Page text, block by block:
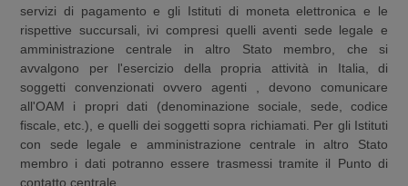
servizi di pagamento e gli Istituti di moneta elettronica e le
rispettive succursali, ivi compresi quelli aventi sede legale e
amministrazione centrale in altro Stato membro, che si
avvalgono per l'esercizio della propria attività in Italia, di
soggetti convenzionati ovvero agenti , devono comunicare
all'OAM i propri dati (denominazione sociale, sede, codice
fiscale, etc.), e quelli dei soggetti sopra richiamati. Per gli Istituti
con sede legale e amministrazione centrale in altro Stato
membro i dati potranno essere trasmessi tramite il Punto di
contatto centrale.